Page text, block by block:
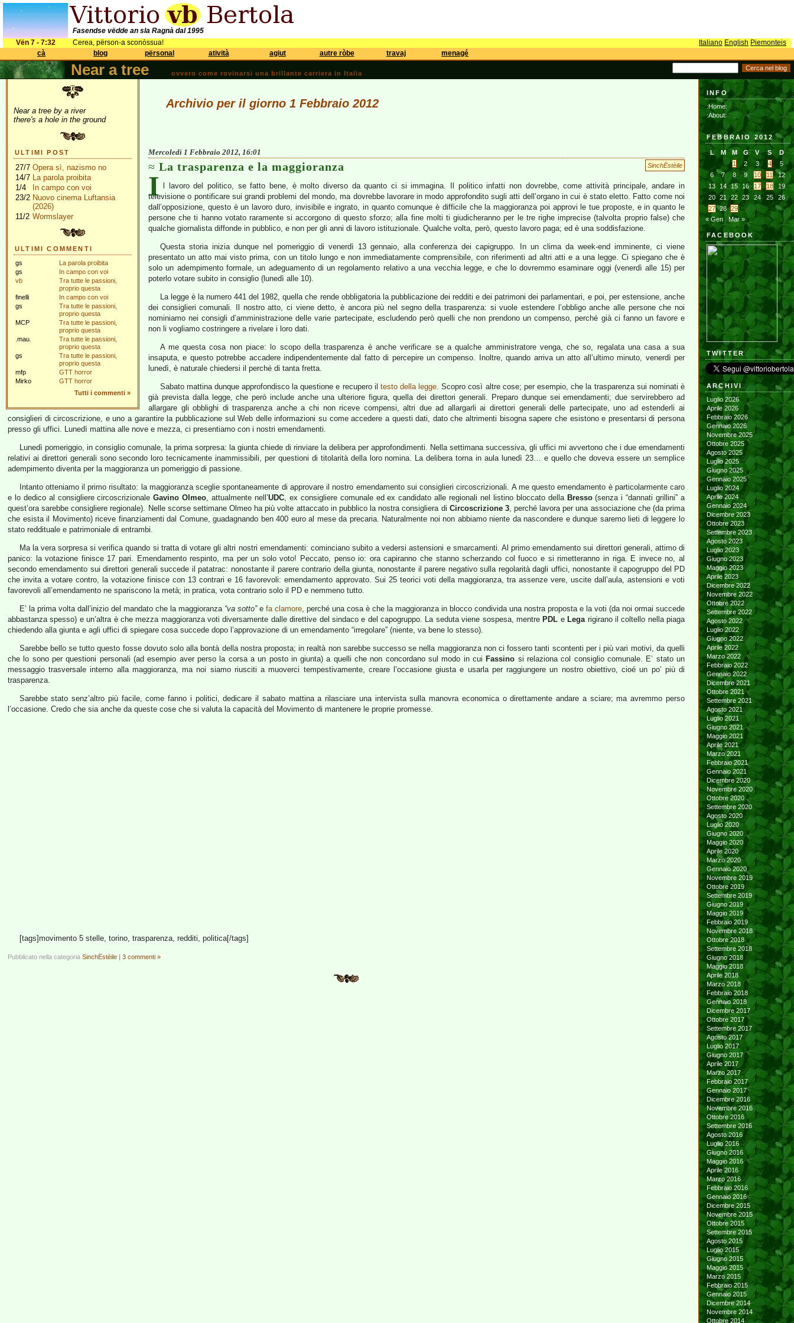
Fasendse vëdde an sla Ragnà dal 1995
Vën 7 - 7:32
Cerea, përson-a sconòssua! Italiano English Piemonteis
cà
blog përsonal atività agiut autre ròbe travaj menagé
Near a tree ovvero come rovinarsi una brillante carriera in Italia
Near a tree by a river
there's a hole in the ground
ULTIMI POST
27/7 Opera sì, nazismo no
14/7 La parola proibita
1/4
In campo con voi
23/2 Nuovo cinema Luftansia
(2026)
11/2 Wormslayer
ULTIMI COMMENTI
gs
La parola proibita
gs
In campo con voi
vb
Tra tutte le passioni,
proprio questa
finelli
In campo con voi
gs
Tra tutte le passioni,
proprio questa
MCP
Tra tutte le passioni,
proprio questa
.mau.
Tra tutte le passioni,
proprio questa
gs
Tra tutte le passioni,
proprio questa
mfp
GTT horror
Mirko
GTT horror
Tutti i commenti »
Archivio per il giorno 1 Febbraio 2012
Mercoledì 1 Febbraio 2012, 16:01
SinchËstèile
La trasparenza e la maggioranza
I
l lavoro del politico, se fatto bene, è molto diverso da quanto ci si immagina. Il politico infatti non dovrebbe, come attività principale, andare in
televisione o pontificare sui grandi problemi del mondo, ma dovrebbe lavorare in modo approfondito sugli atti dell’organo in cui è stato eletto. Fatto come noi
dall’opposizione, questo è un lavoro duro, invisibile e ingrato, in quanto comunque è difficile che la maggioranza poi approvi le tue proposte, e in quanto le
persone che ti hanno votato raramente si accorgono di questo sforzo; alla fine molti ti giudicheranno per le tre righe imprecise (talvolta proprio false) che
qualche giornalista diffonde in pubblico, e non per gli anni di lavoro istituzionale. Qualche volta, però, questo lavoro paga; ed è una soddisfazione.
Questa storia inizia dunque nel pomeriggio di venerdì 13 gennaio, alla conferenza dei capigruppo. In un clima da week-end imminente, ci viene
presentato un atto mai visto prima, con un titolo lungo e non immediatamente comprensibile, con riferimenti ad altri atti e a una legge. Ci spiegano che è
solo un adempimento formale, un adeguamento di un regolamento relativo a una vecchia legge, e che lo dovremmo esaminare oggi (venerdì alle 15) per
poterlo votare subito in consiglio (lunedì alle 10).
La legge è la numero 441 del 1982, quella che rende obbligatoria la pubblicazione dei redditi e dei patrimoni dei parlamentari, e poi, per estensione, anche
dei consiglieri comunali. Il nostro atto, ci viene detto, è ancora più nel segno della trasparenza: si vuole estendere l’obbligo anche alle persone che noi
nominiamo nei consigli d’amministrazione delle varie partecipate, escludendo però quelli che non prendono un compenso, perché già ci fanno un favore e
non li vogliamo costringere a rivelare i loro dati.
A me questa cosa non piace: lo scopo della trasparenza è anche verificare se a qualche amministratore venga, che so, regalata una casa a sua
insaputa, e questo potrebbe accadere indipendentemente dal fatto di percepire un compenso. Inoltre, quando arriva un atto all’ultimo minuto, venerdì per
lunedì, è naturale chiedersi il perché di tanta fretta.
Sabato mattina dunque approfondisco la questione e recupero il testo della legge. Scopro così altre cose; per esempio, che la trasparenza sui nominati è
già prevista dalla legge, che però include anche una ulteriore figura, quella dei direttori generali. Preparo dunque sei emendamenti; due servirebbero ad
allargare gli obblighi di trasparenza anche a chi non riceve compensi, altri due ad allargarli ai direttori generali delle partecipate, uno ad estenderli ai
consiglieri di circoscrizione, e uno a garantire la pubblicazione sul Web delle informazioni su come accedere a questi dati, dato che altrimenti bisogna sapere che esistono e presentarsi di persona
presso gli uffici. Lunedì mattina alle nove e mezza, ci presentiamo con i nostri emendamenti.
Lunedì pomeriggio, in consiglio comunale, la prima sorpresa: la giunta chiede di rinviare la delibera per approfondimenti. Nella settimana successiva, gli uffici mi avvertono che i due emendamenti
relativi ai direttori generali sono secondo loro tecnicamente inammissibili, per questioni di titolarità della loro nomina. La delibera torna in aula lunedì 23… e quello che doveva essere un semplice
adempimento diventa per la maggioranza un pomeriggio di passione.
Intanto otteniamo il primo risultato: la maggioranza sceglie spontaneamente di approvare il nostro emendamento sui consiglieri circoscrizionali. A me questo emendamento è particolarmente caro
e lo dedico al consigliere circoscrizionale Gavino Olmeo, attualmente nell’UDC, ex consigliere comunale ed ex candidato alle regionali nel listino bloccato della Bresso(senza i “dannati grillini” a
quest’ora sarebbe consigliere regionale). Nelle scorse settimane Olmeo ha più volte attaccato in pubblico la nostra consigliera di Circoscrizione 3, perché lavora per una associazione che (da prima
che esista il Movimento) riceve finanziamenti dal Comune, guadagnando ben 400 euro al mese da precaria. Naturalmente noi non abbiamo niente da nascondere e dunque saremo lieti di leggere lo
stato reddituale e patrimoniale di entrambi.
Ma la vera sorpresa si verifica quando si tratta di votare gli altri nostri emendamenti: cominciano subito a vedersi astensioni e smarcamenti. Al primo emendamento sui direttori generali, attimo di
panico: la votazione finisce 17 pari. Emendamento respinto, ma per un solo voto! Peccato, penso io: ora capiranno che stanno scherzando col fuoco e si rimetteranno in riga. E invece no, al
secondo emendamento sui direttori generali succede il patatrac: nonostante il parere contrario della giunta, nonostante il parere negativo sulla regolarità dagli uffici, nonostante il capogruppo del PD
che invita a votare contro, la votazione finisce con 13 contrari e 16 favorevoli: emendamento approvato. Sui 25 teorici voti della maggioranza, tra assenze vere, uscite dall’aula, astensioni e voti
favorevoli all’emendamento ne spariscono la metà; in pratica, vota contrario solo il PD e nemmeno tutto.
E’ la prima volta dall’inizio del mandato che la maggioranza “va sotto”e fa clamore, perché una cosa è che la maggioranza in blocco condivida una nostra proposta e la voti (da noi ormai succede
abbastanza spesso) e un’altra è che mezza maggioranza voti diversamente dalle direttive del sindaco e del capogruppo. La seduta viene sospesa, mentre PDL e Lega rigirano il coltello nella piaga
chiedendo alla giunta e agli uffici di spiegare cosa succede dopo l’approvazione di un emendamento “irregolare” (niente, va bene lo stesso).
Sarebbe bello se tutto questo fosse dovuto solo alla bontà della nostra proposta; in realtà non sarebbe successo se nella maggioranza non ci fossero tanti scontenti per i più vari motivi, da quelli
che lo sono per questioni personali (ad esempio aver perso la corsa a un posto in giunta) a quelli che non concordano sul modo in cui Fassino si relaziona col consiglio comunale. E’ stato un
messaggio trasversale interno alla maggioranza, ma noi siamo riusciti a muoverci tempestivamente, creare l’occasione giusta e usarla per raggiungere un nostro obiettivo, cioé un po’ più di
trasparenza.
Sarebbe stato senz’altro più facile, come fanno i politici, dedicare il sabato mattina a rilasciare una intervista sulla manovra economica o direttamente andare a sciare; ma avremmo perso
l’occasione. Credo che sia anche da queste cose che si valuta la capacità del Movimento di mantenere le proprie promesse.
[tags]movimento 5 stelle, torino, trasparenza, redditi, politica[/tags]
Pubblicato nella categoria SinchËstèile | 3 commenti »
INFO
:Home:
:About:
FEBBRAIO 2012
L M M G V S
D
1
2 3 4
5
6
7 8 9 10 11
12
13
14 15 16 17 18
19
20 21 22 23 24 25
26
27 28 29
« Gen
Mar »
FACEBOOK
TWITTER
ARCHIVI
Luglio 2026
Aprile 2026
Febbraio 2026
Gennaio 2026
Novembre 2025
Ottobre 2025
Agosto 2025
Luglio 2025
Giugno 2025
Gennaio 2025
Luglio 2024
Aprile 2024
Gennaio 2024
Dicembre 2023
Ottobre 2023
Settembre 2023
Agosto 2023
Luglio 2023
Giugno 2023
Maggio 2023
Aprile 2023
Dicembre 2022
Novembre 2022
Ottobre 2022
Settembre 2022
Agosto 2022
Luglio 2022
Giugno 2022
Aprile 2022
Marzo 2022
Febbraio 2022
Gennaio 2022
Dicembre 2021
Ottobre 2021
Settembre 2021
Agosto 2021
Luglio 2021
Giugno 2021
Maggio 2021
Aprile 2021
Marzo 2021
Febbraio 2021
Gennaio 2021
Dicembre 2020
Novembre 2020
Ottobre 2020
Settembre 2020
Agosto 2020
Luglio 2020
Giugno 2020
Maggio 2020
Aprile 2020
Marzo 2020
Gennaio 2020
Novembre 2019
Ottobre 2019
Settembre 2019
Giugno 2019
Maggio 2019
Febbraio 2019
Novembre 2018
Ottobre 2018
Settembre 2018
Giugno 2018
Maggio 2018
Aprile 2018
Marzo 2018
Febbraio 2018
Gennaio 2018
Dicembre 2017
Ottobre 2017
Settembre 2017
Agosto 2017
Luglio 2017
Giugno 2017
Aprile 2017
Marzo 2017
Febbraio 2017
Gennaio 2017
Dicembre 2016
Novembre 2016
Ottobre 2016
Settembre 2016
Agosto 2016
Luglio 2016
Giugno 2016
Maggio 2016
Aprile 2016
Marzo 2016
Febbraio 2016
Gennaio 2016
Dicembre 2015
Novembre 2015
Ottobre 2015
Settembre 2015
Agosto 2015
Luglio 2015
Giugno 2015
Maggio 2015
Marzo 2015
Febbraio 2015
Gennaio 2015
Dicembre 2014
Novembre 2014
Ottobre 2014